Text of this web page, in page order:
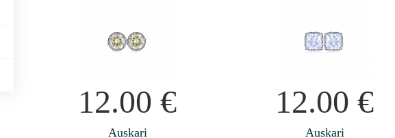
12.00€
Auskari
12.00€
Auskari